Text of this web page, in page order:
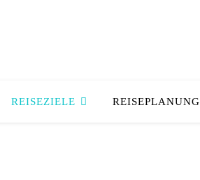
REISEZIELE REISEPLANUNG